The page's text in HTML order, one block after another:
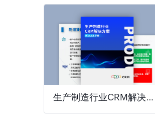
生产制造行业CRM解决方案